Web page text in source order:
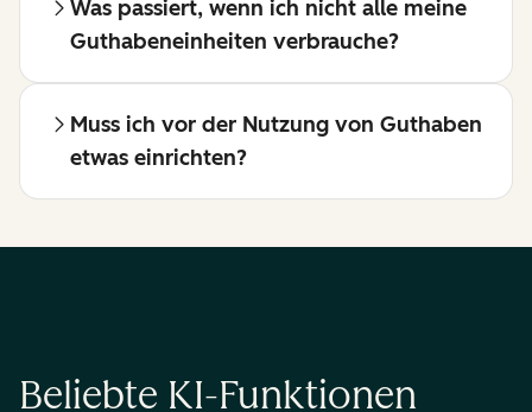
Was passiert, wenn ich nicht alle meine
Guthabeneinheiten verbrauche?
Muss ich vor der Nutzung von Guthaben
etwas einrichten?
Beliebte KI-Funktionen